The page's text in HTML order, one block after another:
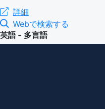
詳細
Webで検索する
英語 - 多言語